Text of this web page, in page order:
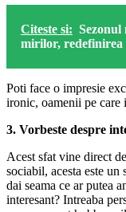
Citeste si:
mirilor,
Poti face o impresie
ironic, oamenii pe care
3. Vorbeste despre
Acest sfat vine direct
sociabil, acesta este
dai seama ce ar putea
interesant? Intreaba